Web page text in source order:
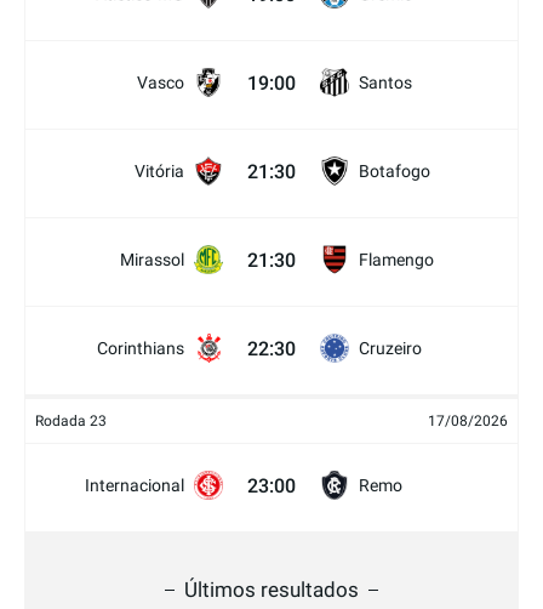
Vasco 19:00 Santos
Vitória 21:30 Botafogo
Mirassol 21:30 Flamengo
Corinthians 22:30 Cruzeiro
Rodada 23 17/08/2026
Internacional 23:00 Remo
Últimos resultados